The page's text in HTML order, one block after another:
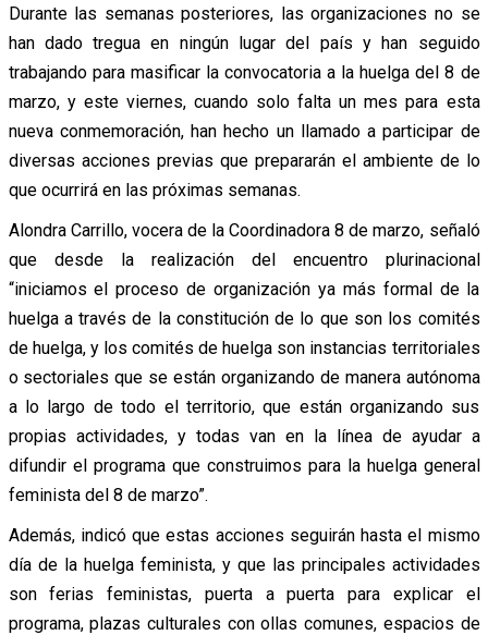
Durante las semanas posteriores, las organizaciones no se
han dado tregua en ningún lugar del país y han seguido
trabajando para masificar la convocatoria a la huelga del 8 de
marzo, y este viernes, cuando solo falta un mes para esta
nueva conmemoración, han hecho un llamado a participar de
diversas acciones previas que prepararán el ambiente de lo
que ocurrirá en las próximas semanas.
Alondra Carrillo, vocera de la Coordinadora 8 de marzo, señaló
que desde la realización del encuentro plurinacional
“iniciamos el proceso de organización ya más formal de la
huelga a través de la constitución de lo que son los comités
de huelga, y los comités de huelga son instancias territoriales
o sectoriales que se están organizando de manera autónoma
a lo largo de todo el territorio, que están organizando sus
propias actividades, y todas van en la línea de ayudar a
difundir el programa que construimos para la huelga general
feminista del 8 de marzo”.
Además, indicó que estas acciones seguirán hasta el mismo
día de la huelga feminista, y que las principales actividades
son ferias feministas, puerta a puerta para explicar el
programa, plazas culturales con ollas comunes, espacios de